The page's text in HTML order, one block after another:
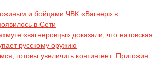
и бойцами ЧВК «Вагнер» в
в Сети
«вагнеровцы» доказали, что натовская
русскому оружию
готовы увеличить контингент: Пригожин